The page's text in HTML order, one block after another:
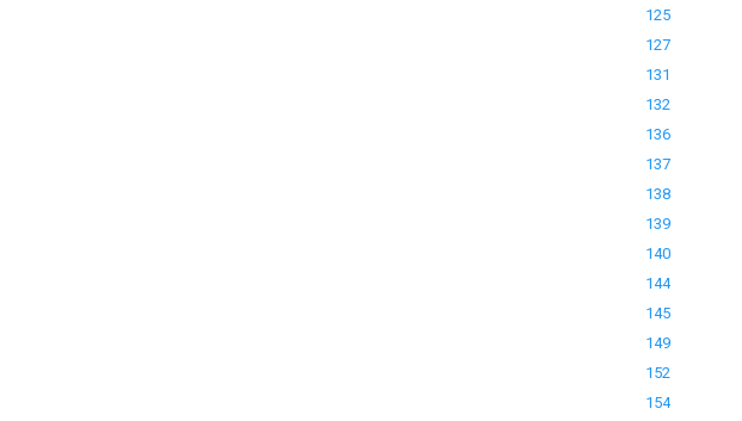
125
127
131
132
136
137
138
139
140
144
145
149
152
154